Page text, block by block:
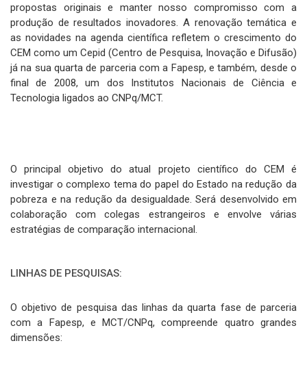
propostas originais e manter nosso compromisso com a
produção de resultados inovadores. A renovação temática e
as novidades na agenda científica refletem o crescimento do
CEM como um Cepid (Centro de Pesquisa, Inovação e Difusão)
já na sua quarta de parceria com a Fapesp, e também, desde o
final de 2008, um dos Institutos Nacionais de Ciência e
Tecnologia ligados ao CNPq/MCT.
O principal objetivo do atual projeto científico do CEM é
investigar o complexo tema do papel do Estado na redução da
pobreza e na redução da desigualdade. Será desenvolvido em
colaboração com colegas estrangeiros e envolve várias
estratégias de comparação internacional.
LINHAS DE PESQUISAS:
O objetivo de pesquisa das linhas da quarta fase de parceria
com a Fapesp, e MCT/CNPq, compreende quatro grandes
dimensões: